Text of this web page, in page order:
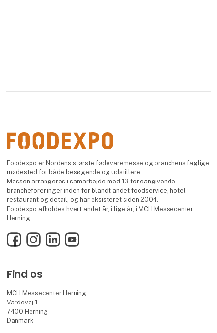
Foodexpo er Nordens største fødevaremesse og branchens faglige
mødested for både besøgende og udstillere.
Messen arrangeres i samarbejde med 13 toneangivende
brancheforeninger inden for blandt andet foodservice, hotel,
restaurant og detail, og har eksisteret siden 2004.
Foodexpo afholdes hvert andet år, i lige år, i MCH Messecenter
Herning.
FacebookInstagramLinkedInYouTube
Find os
MCH Messecenter Herning
Vardevej 1
7400 Herning
Danmark